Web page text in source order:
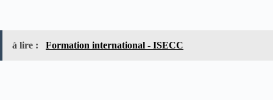
à lire : Formation international - ISECC